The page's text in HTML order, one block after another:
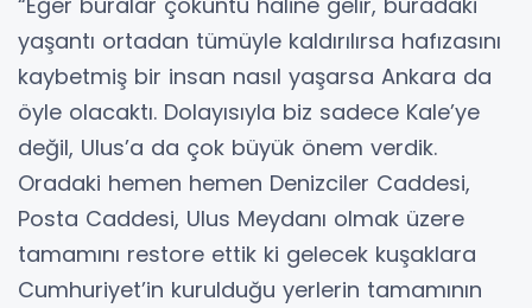
yaşantı ortadan tümüyle kaldırılırsa hafızasını
kaybetmiş bir insan nasıl yaşarsa Ankara da
öyle olacaktı. Dolayısıyla biz sadece Kale’ye
değil, Ulus’a da çok büyük önem verdik.
Oradaki hemen hemen Denizciler Caddesi,
Posta Caddesi, Ulus Meydanı olmak üzere
tamamını restore ettik ki gelecek kuşaklara
Cumhuriyet’in kurulduğu yerlerin tamamının